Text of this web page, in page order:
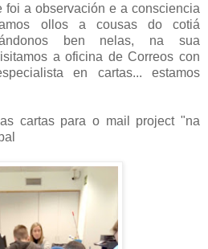
foi a observación e a consciencia
ollos a cousas do cotiá
ben nelas, na sua
a oficina de Correos con
en cartas... estamos
cartas para o mail project "na